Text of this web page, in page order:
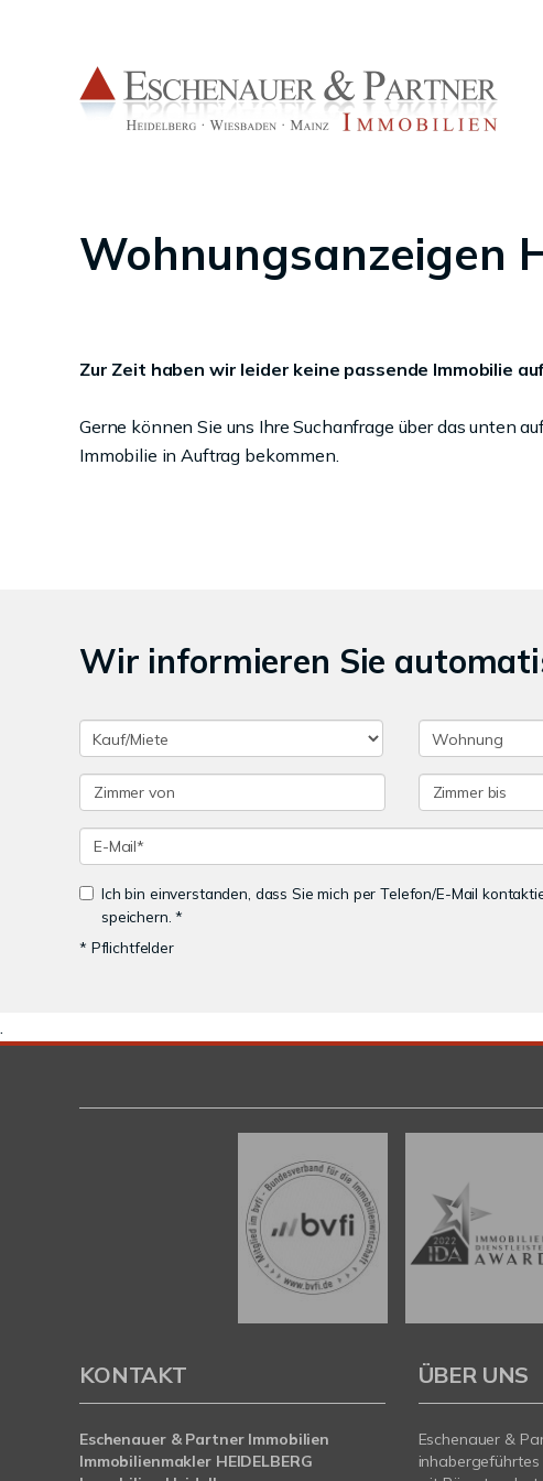
Wohnungsanzeigen
Zur Zeit haben wir leider keine passende Immobilie
Gerne können Sie uns Ihre Suchanfrage über das unten
Immobilie in Auftrag bekommen.
Wir informieren Sie
Ich bin einverstanden, dass Sie mich per Telefon/E-Mail
speichern. *
* Pflichtfelder
.
KONTAKT
Eschenauer & Partner Immobilien
Immobilienmakler HEIDELBERG
ÜBER UNS
Eschenauer &
inhabergeführtes